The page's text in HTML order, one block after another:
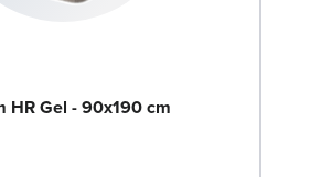
HR Gel - 90x190 cm